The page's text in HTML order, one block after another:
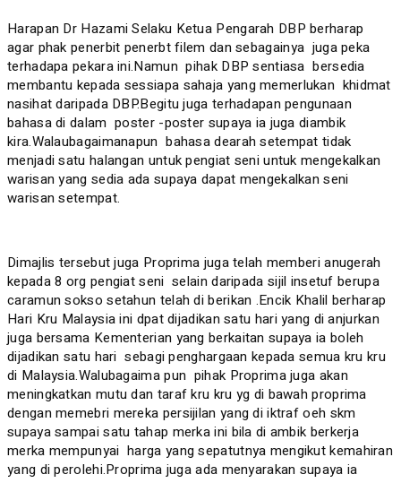
Harapan Dr Hazami Selaku Ketua Pengarah DBP berharap
agar phak penerbit penerbt filem dan sebagainya juga peka
terhadapa pekara ini.Namun pihak DBP sentiasa bersedia
membantu kepada sessiapa sahaja yang memerlukan khidmat
nasihat daripada DBP.Begitu juga terhadapan pengunaan
bahasa di dalam poster -poster supaya ia juga diambik
kira.Walaubagaimanapun bahasa dearah setempat tidak
menjadi satu halangan untuk pengiat seni untuk mengekalkan
warisan yang sedia ada supaya dapat mengekalkan seni
warisan setempat.
Dimajlis tersebut juga Proprima juga telah memberi anugerah
kepada 8 org pengiat seni selain daripada sijil insetuf berupa
caramun sokso setahun telah di berikan .Encik Khalil berharap
Hari Kru Malaysia ini dpat dijadikan satu hari yang di anjurkan
juga bersama Kementerian yang berkaitan supaya ia boleh
dijadikan satu hari sebagi penghargaan kepada semua kru kru
di Malaysia.Walubagaima pun pihak Proprima juga akan
meningkatkan mutu dan taraf kru kru yg di bawah proprima
dengan memebri mereka persijilan yang di iktraf oeh skm
supaya sampai satu tahap merka ini bila di ambik berkerja
merka mempunyai harga yang sepatutnya mengikut kemahiran
yang di perolehi.Proprima juga ada menyarakan supaya ia